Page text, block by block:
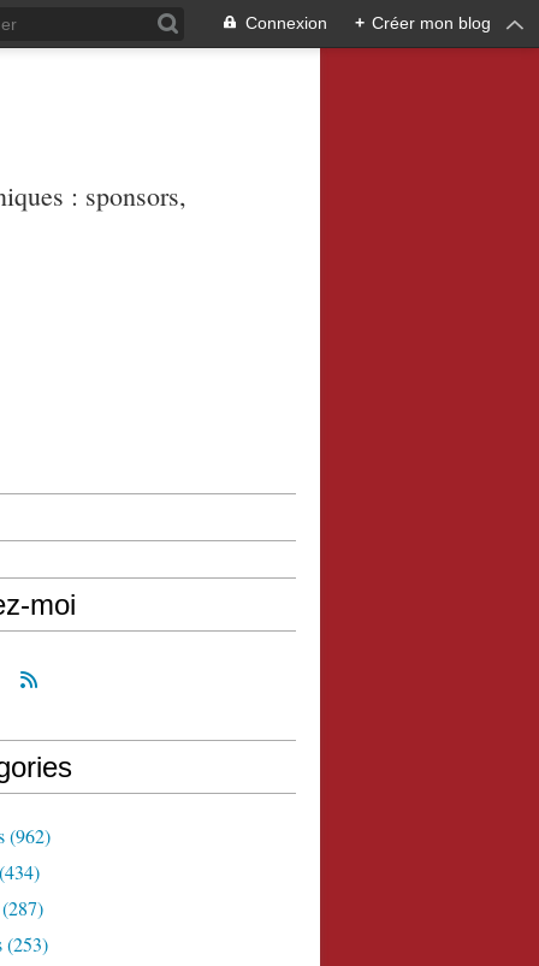
Connexion + Créer mon blog
: sponsors,
moi
(962)
(253)